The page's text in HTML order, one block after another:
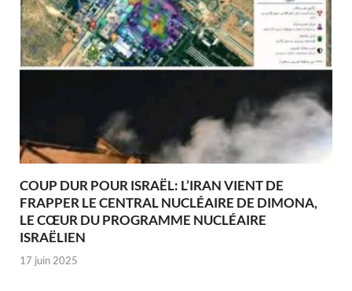
COUP DUR POUR ISRAËL: L’IRAN VIENT DE
FRAPPER LE CENTRAL NUCLÉAIRE DE DIMONA,
LE CŒUR DU PROGRAMME NUCLÉAIRE
ISRAËLIEN
17 juin 2025